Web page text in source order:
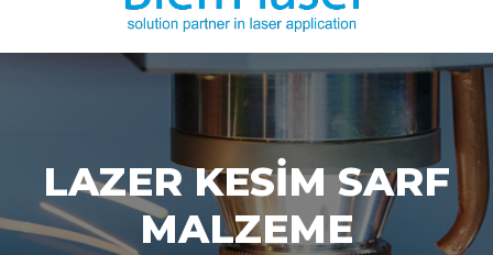
LAZER KESİM SARF
MALZEME